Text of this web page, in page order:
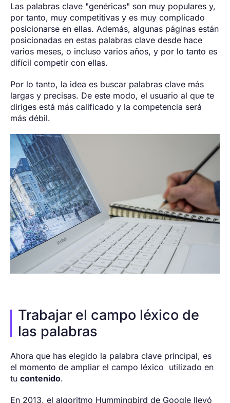
Las palabras clave "genéricas" son muy populares y,
por tanto, muy competitivas y es muy complicado
posicionarse en ellas. Además, algunas páginas están
posicionadas en estas palabras clave desde hace
varios meses, o incluso varios años, y por lo tanto es
difícil competir con ellas.
Por lo tanto, la idea es buscar palabras clave más
largas y precisas. De este modo, el usuario al que te
diriges está más calificado y la competencia será
más débil.
Trabajar el campo léxico de
las palabras
Ahora que has elegido la palabra clave principal, es
el momento de ampliar el campo léxico utilizado en
tu contenido.
En 2013, el algoritmo Hummingbird de Google llevó